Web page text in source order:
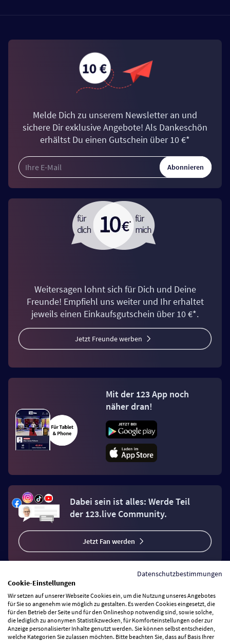
Melde Dich zu unserem Newsletter an und
sichere Dir exklusive Angebote! Als Dankeschön
erhältst Du einen Gutschein über 10 €*
Abonnieren
Weitersagen lohnt sich für Dich und Deine
Freunde! Empfiehl uns weiter und Ihr erhaltet
jeweils einen Einkaufsgutschein über 10 €*.
Jetzt Freunde werben
Mit der 123 App noch
näher dran!
Dabei sein ist alles: Werde Teil
der 123.live Community.
Jetzt Fan werden
Vertrag widerrufen
Zahlungsarten
Datenschutzbestimmungen
Cookie-Einstellungen
Wir setzen auf unserer Webseite Cookies ein, um die Nutzung unseres Angebotes
für Sie so angenehm wie möglich zu gestalten. Es werden Cookies eingesetzt, die
für den Betrieb der Seite und für den Onlineshop notwendig sind, sowie solche,
die lediglich zu anonymen Statistikzwecken, für Komforteinstellungen oder zur
Anzeige personalisierter Inhalte genutzt werden. Sie können selbst entscheiden,
welche Kategorien Sie zulassen möchten. Bitte beachten Sie, dass auf Basis Ihrer